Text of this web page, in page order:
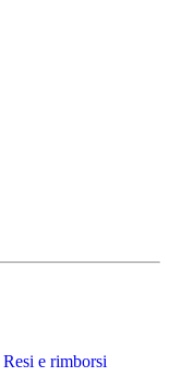
Resi e rimborsi